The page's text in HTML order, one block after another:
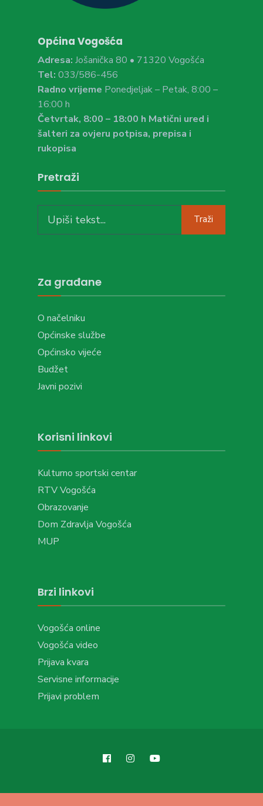
Općina Vogošća
Adresa: Jošanička 80 • 71320 Vogošća
Tel: 033/586-456
Radno vrijeme Ponedjeljak – Petak, 8:00 –
16:00 h
Četvrtak, 8:00 – 18:00 h Matični ured i
šalteri za ovjeru potpisa, prepisa i
rukopisa
Pretraži
for:
Traži
Za građane
O načelniku
Općinske službe
Općinsko vijeće
Budžet
Javni pozivi
Korisni linkovi
Kulturno sportski centar
RTV Vogošća
Obrazovanje
Dom Zdravlja Vogošća
MUP
Brzi linkovi
Vogošća online
Vogošća video
Prijava kvara
Servisne informacije
Prijavi problem